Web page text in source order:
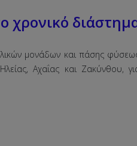
χρονικό
μονάδων και πάσης
Αχαΐας και Ζακύνθου,